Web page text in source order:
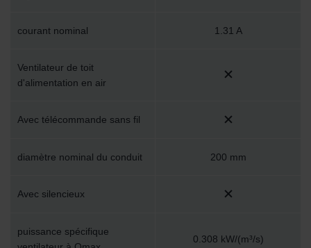
courant nominal 1.31 A
Ventilateur de toit
d'alimentation en air
Avec télécommande sans fil
diamètre nominal du conduit 200 mm
Avec silencieux
puissance spécifique
0.308 kW/(m³/s)